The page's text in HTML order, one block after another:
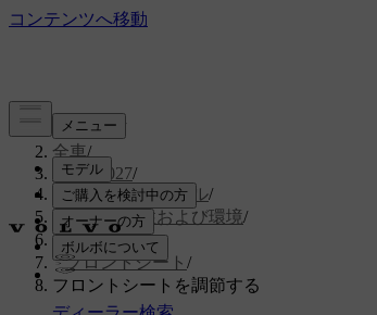
サポート
全車/
EX30 2027/
ユーザーマニュアル/
車内の快適性および環境/
シート/
フロントシート /
フロントシートを調節する